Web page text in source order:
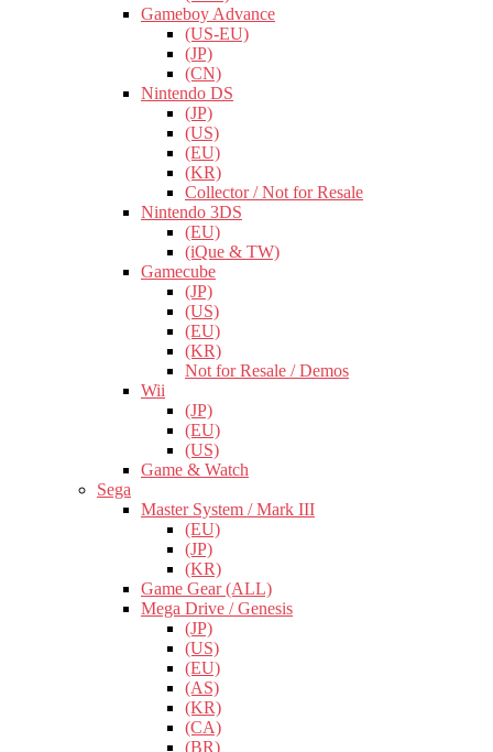
Gameboy Advance
(US-EU)
(JP)
(CN)
Nintendo DS
(JP)
(US)
(EU)
(KR)
Collector / Not for Resale
Nintendo 3DS
(EU)
(iQue & TW)
Gamecube
(JP)
(US)
(EU)
(KR)
Not for Resale / Demos
Wii
(JP)
(EU)
(US)
Game & Watch
Sega
Master System / Mark III
(EU)
(JP)
(KR)
Game Gear (ALL)
Mega Drive / Genesis
(JP)
(US)
(EU)
(AS)
(KR)
(CA)
(BR)